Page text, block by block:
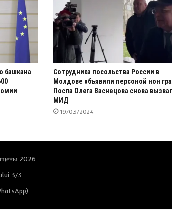
башкана
Сотрудника посольства России в
Молдове объявили персоной нон
Посла Олега Васнецова снова
МИД
19/03/2024
2026
3/3